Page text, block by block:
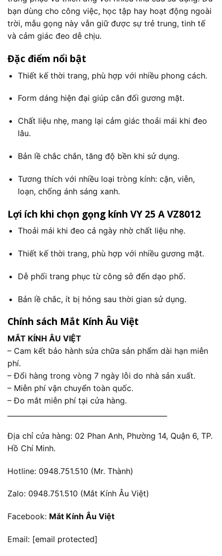
bạn dùng cho công việc, học tập hay hoạt động ngoài
trời, mẫu gọng này vẫn giữ được sự trẻ trung, tinh tế
và cảm giác đeo dễ chịu.
Đặc điểm nổi bật
Thiết kế thời trang, phù hợp với nhiều phong cách.
Form dáng hiện đại giúp cân đối gương mặt.
Chất liệu nhẹ, mang lại cảm giác thoải mái khi đeo
lâu.
Bản lề chắc chắn, tăng độ bền khi sử dụng.
Tương thích với nhiều loại tròng kính: cận, viễn,
loạn, chống ánh sáng xanh.
Lợi ích khi chọn gọng kính VY 25 A VZ8012
Thoải mái khi đeo cả ngày nhờ chất liệu nhẹ.
Thiết kế thời trang, phù hợp với nhiều gương mặt.
Dễ phối trang phục từ công sở đến dạo phố.
Bản lề chắc, ít bị hỏng sau thời gian sử dụng.
Chính sách Mắt Kính Âu Việt
MẮT KÍNH ÂU VIỆT
– Cam kết bảo hành sửa chữa sản phẩm dài hạn miễn
phí.
– Đổi hàng trong vòng 7 ngày lỗi do nhà sản xuất.
– Miễn phí vận chuyển toàn quốc.
– Đo mắt miễn phí tại cửa hàng.
Địa chỉ cửa hàng: 02 Phan Anh, Phường 14, Quận 6, TP.
Hồ Chí Minh.
Hotline: 0948.751.510 (Mr. Thành)
Zalo: 0948.751.510 (Mắt Kính Âu Việt)
Facebook: Mắt Kính Âu Việt
Email: [email protected]